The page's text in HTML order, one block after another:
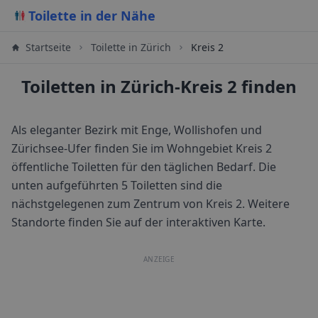
Toilette in der Nähe
Startseite Toilette in Zürich Kreis 2
Toiletten in Zürich-Kreis 2 finden
Als eleganter Bezirk mit Enge, Wollishofen und
Zürichsee-Ufer finden Sie im Wohngebiet Kreis 2
öffentliche Toiletten für den täglichen Bedarf. Die
unten aufgeführten 5 Toiletten sind die
nächstgelegenen zum Zentrum von Kreis 2. Weitere
Standorte finden Sie auf der interaktiven Karte.
ANZEIGE